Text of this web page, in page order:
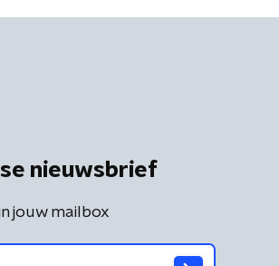
nieuwsbrief
jouw mailbox